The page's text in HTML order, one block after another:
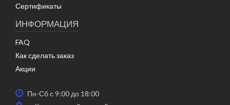
Сертификаты
ИНФОРМАЦИЯ
FAQ
Как сделать заказ
Акции
Пн-Сб с 9:00 до 18:00